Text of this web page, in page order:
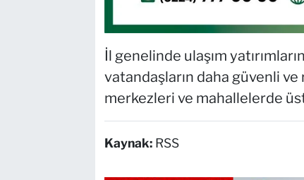
İl genelinde ulaşım
vatandaşların daha güvenli ve
merkezleri ve mahallelerde
Kaynak: RSS